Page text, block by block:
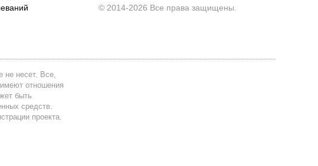
© 2014-2026 Все права защищены.
не несет. Все,
отношения
быть
средств.
проекта.